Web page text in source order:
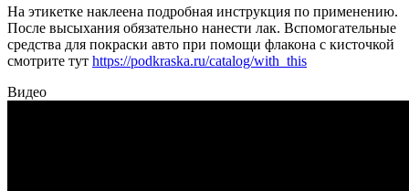
На этикетке наклеена подробная инструкция по применению.
После высыхания обязательно нанести лак. Вспомогательные
средства для покраски авто при помощи флакона с кисточкой
смотрите тут https://podkraska.ru/catalog/with_this
Видео